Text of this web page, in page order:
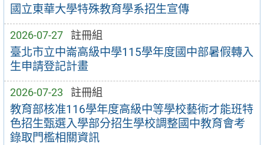
國立東華大學特殊教育學系招生宣傳
2026-07-27 註冊組
臺北市立中崙高級中學115學年度國中部暑假轉入
生申請登記計畫
2026-07-23 註冊組
教育部核准116學年度高級中等學校藝術才能班特
色招生甄選入學部分招生學校調整國中教育會考
錄取門檻相關資訊